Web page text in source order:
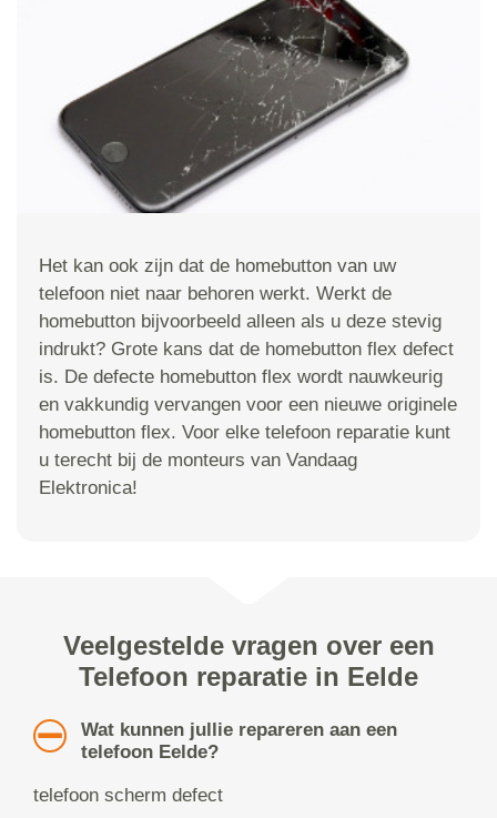
Het kan ook zijn dat de homebutton van uw
telefoon niet naar behoren werkt. Werkt de
homebutton bijvoorbeeld alleen als u deze stevig
indrukt? Grote kans dat de homebutton flex defect
is. De defecte homebutton flex wordt nauwkeurig
en vakkundig vervangen voor een nieuwe originele
homebutton flex. Voor elke telefoon reparatie kunt
u terecht bij de monteurs van Vandaag
Elektronica!
Veelgestelde vragen over een
Telefoon reparatie in Eelde
Wat kunnen jullie repareren aan een
telefoon Eelde?
telefoon scherm defect